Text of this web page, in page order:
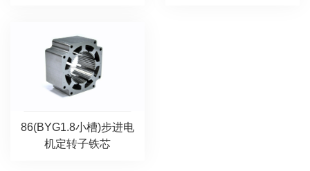
86(BYG1.8小槽)步进电
机定转子铁芯